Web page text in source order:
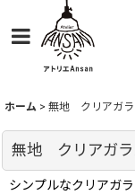
ホーム > 無地 クリアガラ
無地 クリアガラ
シンプルなクリアガ